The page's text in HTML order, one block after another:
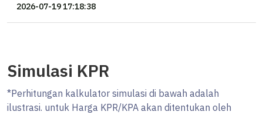
2026-07-19 17:18:38
Simulasi KPR
*Perhitungan kalkulator simulasi di bawah adalah
ilustrasi. untuk Harga KPR/KPA akan ditentukan oleh